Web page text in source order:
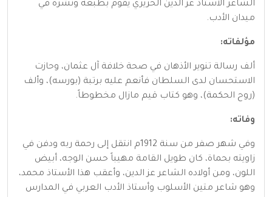
الشاعر الأستاذ عز الدين الحريري يقوم بطبعه ونشره في
ميدان الأدب.
مؤلفاته:
ألف رسالة تنوير الأذهان في صحة خلافة آل عثمان، وحازت
الاستحسان لدى السلطان فأنعم عليه برتبة (بورسه)، وألف
(روح الحكمة)، وهو كتاب قيم مازال مخطوطاً.
وفاته:
وفي شهر صفر من سنة 1912م انتقل إلى رحمة ربه ودفن في
زاويته بحماة، كان طويل القامة مهيباً حسن الوجه، أبيض
اللون، ومن أولاده الشاعر عز الدين، وأعقب هذا الأستاذ محمد،
وهو شاعر متين الأسلوب وأستاذ الأدب العربي في المدارس